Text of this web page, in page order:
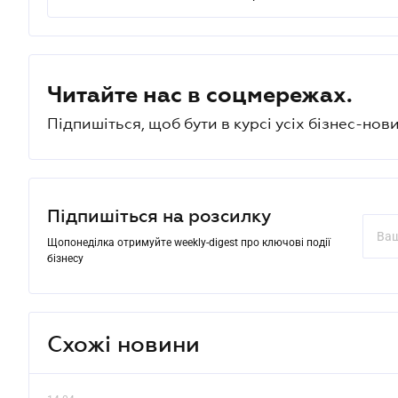
Читайте нас в соцмережах.
Підпишіться, щоб бути в курсі усіх бізнес-
Підпишіться на розсилку
Щопонеділка отримуйте weekly-digest про ключові події
бізнесу
Схожі новини